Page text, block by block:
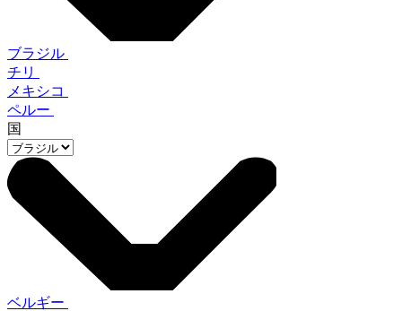
ブラジル
チリ
メキシコ
ペルー
国
ベルギー